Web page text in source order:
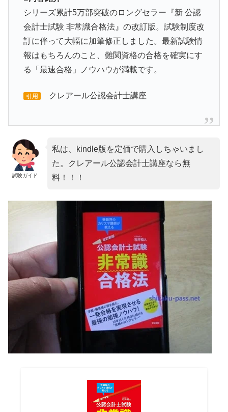
シリーズ累計5万部突破のロングセラー『新 公認
会計士試験 非常識合格法』の改訂版。試験制度改
訂に伴って大幅に加筆修正しました。最新試験情
報はもちろんのこと、難関資格の合格を確実にす
る「最速合格」ノウハウが満載です。
引用 クレアール公認会計士講座
試験ガイド
私は、kindle版を定価で購入しちゃいまし
た。クレアール公認会計士講座なら無
料！！！